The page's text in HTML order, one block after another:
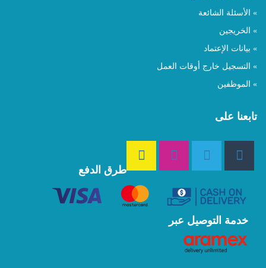
» الأسئلة الشائعة
» الخريجين
» بيانات الإعتماد
» التسجيل خارج أوقات العمل
» الموظفين
تابعنا على
طرق الدفع
خدمة التوصيل عبر